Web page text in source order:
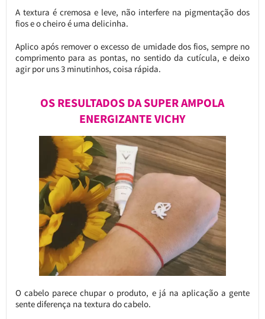
A textura é cremosa e leve, não interfere na pigmentação dos
fios e o cheiro é uma delicinha.
Aplico após remover o excesso de umidade dos fios, sempre no
comprimento para as pontas, no sentido da cutícula, e deixo
agir por uns 3 minutinhos, coisa rápida.
OS RESULTADOS DA SUPER AMPOLA
ENERGIZANTE VICHY
O cabelo parece chupar o produto, e já na aplicação a gente
sente diferença na textura do cabelo.